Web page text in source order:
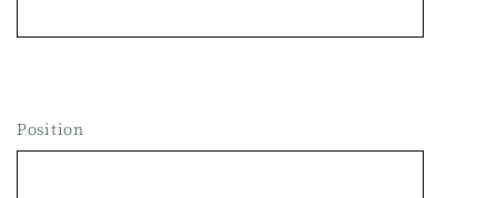
Position